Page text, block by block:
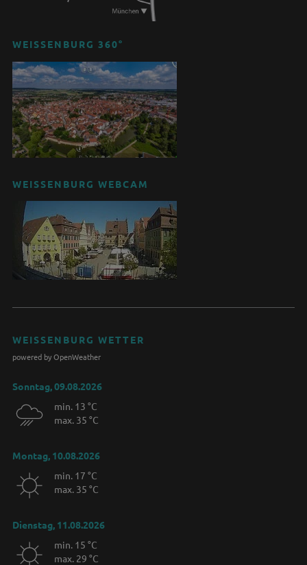
WEISSENBURG 360°
WEISSENBURG WEBCAM
WEISSENBURG WETTER
powered by OpenWeather
Sonntag, 09.08.2026
min. 13 °C
max. 35 °C
Montag, 10.08.2026
min. 17 °C
max. 35 °C
Dienstag, 11.08.2026
min. 15 °C
max. 29 °C